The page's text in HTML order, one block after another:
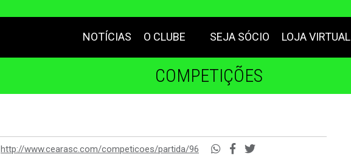
NOTÍCIAS O CLUBE SEJA SÓCIO LOJA VIRTUAL
COMPETIÇÕES
http://www.cearasc.com/competicoes/partida/96